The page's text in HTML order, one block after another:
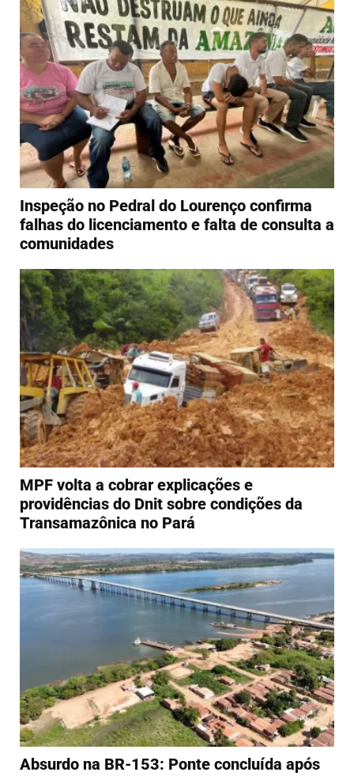
Inspeção no Pedral do Lourenço confirma
falhas do licenciamento e falta de consulta a
comunidades
MPF volta a cobrar explicações e
providências do Dnit sobre condições da
Transamazônica no Pará
Absurdo na BR-153: Ponte concluída após